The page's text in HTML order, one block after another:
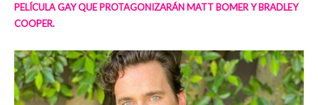
PELÍCULA GAY QUE PROTAGONIZARÁN MATT BOMER Y BRADLEY
COOPER.